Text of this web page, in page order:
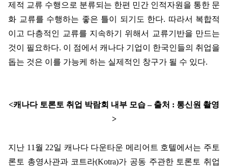
제적 교류 수행으로 분류되는 한편 민간 인적자원을 통한 문
화 교류를 수행하는 좋은 틀이 되기도 한다. 따라서 복합적
이고 다층적인 교류를 지속하기 위해서 교류기반을 만드는
것이 필요하다. 이 점에서 캐나다 기업이 한국인들의 취업을
돕는 것은 이를 가능케 하는 실제적인 창구가 될 수 있다.
<캐나다 토론토 취업 박람회 내부 모습– 출처 : 통신원 촬영
>
지난 11 월 22일 캐나다 다운타운 메리어트 호텔에서는 주토
론토 총영사관과 코트라(Kotra)가 공동 주관한 토론토 취업